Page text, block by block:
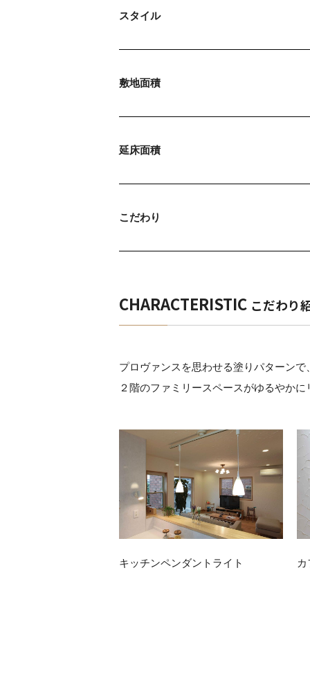
スタイル
敷地面積
延床面積
こだわり
CHARACTERISTIC こだわり
プロヴァンスを思わせる塗りパターン
２階のファミリースペースがゆるやか
キッチンペンダントライト